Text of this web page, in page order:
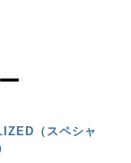
（スペシャ